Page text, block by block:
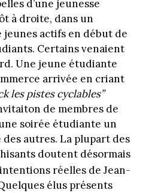
d’une jeunesse
à droite, dans un
actifs en début de
Certains venaient
Une jeune étudiante
arrivée en criant
les pistes cyclables”
de membres de
soirée étudiante un
autres. La plupart des
doutent désormais
intentions réelles de Jean-
élus présents